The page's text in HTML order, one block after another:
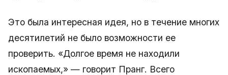
Это была интересная идея, но в течение многих
десятилетий не было возможности ее
проверить. «Долгое время не находили
ископаемых,» — говорит Пранг. Всего